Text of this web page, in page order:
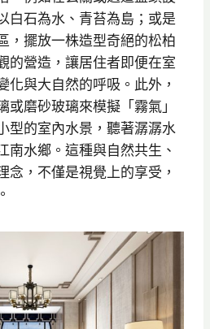
白石為水、青苔為島；或是
，擺放一株造型奇絕的松柏
的營造，讓居住者即便在室
化與大自然的呼吸。此外，
或磨砂玻璃來模擬「霧氣」
型的室內水景，聽著潺潺水
南水鄉。這種與自然共生、
念，不僅是視覺上的享受，